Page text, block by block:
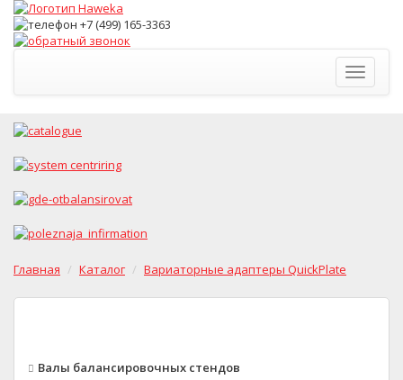
Toggle
Главная Каталог Вариаторные адаптеры QuickPlate
Валы балансировочных стендов